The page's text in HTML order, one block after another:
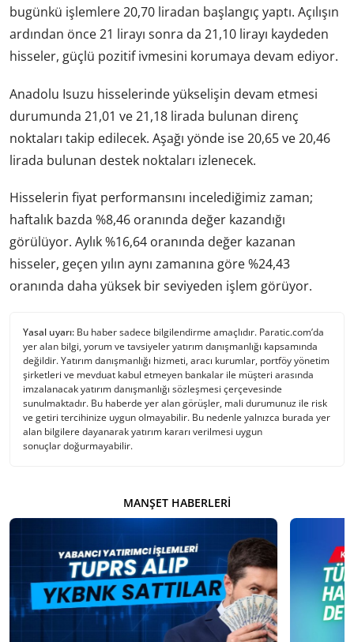
bugünkü işlemlere 20,70 liradan başlangıç yaptı. Açılışın
ardından önce 21 lirayı sonra da 21,10 lirayı kaydeden
hisseler, güçlü pozitif ivmesini korumaya devam ediyor.
Anadolu Isuzu hisselerinde yükselişin devam etmesi
durumunda 21,01 ve 21,18 lirada bulunan direnç
noktaları takip edilecek. Aşağı yönde ise 20,65 ve 20,46
lirada bulunan destek noktaları izlenecek.
Hisselerin fiyat performansını incelediğimiz zaman;
haftalık bazda %8,46 oranında değer kazandığı
görülüyor. Aylık %16,64 oranında değer kazanan
hisseler, geçen yılın aynı zamanına göre %24,43
oranında daha yüksek bir seviyeden işlem görüyor.
Yasal uyarı: Bu haber sadece bilgilendirme amaçlıdır. Paratic.com’da
yer alan bilgi, yorum ve tavsiyeler yatırım danışmanlığı kapsamında
değildir. Yatırım danışmanlığı hizmeti, aracı kurumlar, portföy yönetim
şirketleri ve mevduat kabul etmeyen bankalar ile müşteri arasında
imzalanacak yatırım danışmanlığı sözleşmesi çerçevesinde
sunulmaktadır. Bu haberde yer alan görüşler, mali durumunuz ile risk
ve getiri tercihinize uygun olmayabilir. Bu nedenle yalnızca burada yer
alan bilgilere dayanarak yatırım kararı verilmesi uygun
sonuçlar doğurmayabilir.
MANŞET HABERLERI